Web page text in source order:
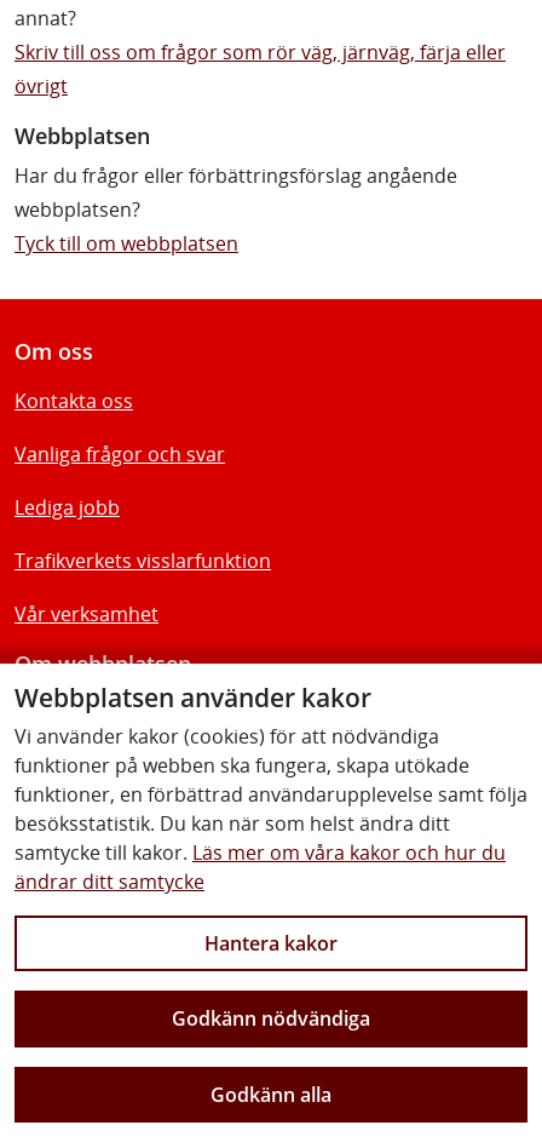
Webbplatsen använder kakor
Vi använder kakor (cookies) för att nödvändiga
funktioner på webben ska fungera, skapa utökade
funktioner, en förbättrad användarupplevelse samt följa
besöksstatistik. Du kan när som helst ändra ditt
samtycke till kakor. Läs mer om våra kakor och hur du
ändrar ditt samtycke
Hantera kakor
Godkänn nödvändiga
Godkänn alla
annat?
Skriv till oss om frågor som rör väg, järnväg, färja eller
övrigt
Webbplatsen
Har du frågor eller förbättringsförslag angående
webbplatsen?
Tyck till om webbplatsen
Vi gör Sverige närmare
Om oss
Kontakta oss
Vanliga frågor och svar
Lediga jobb
Trafikverkets visslarfunktion
Vår verksamhet
Om webbplatsen
Tillgänglighetsredogörelse
Följ oss
Facebook Youtube